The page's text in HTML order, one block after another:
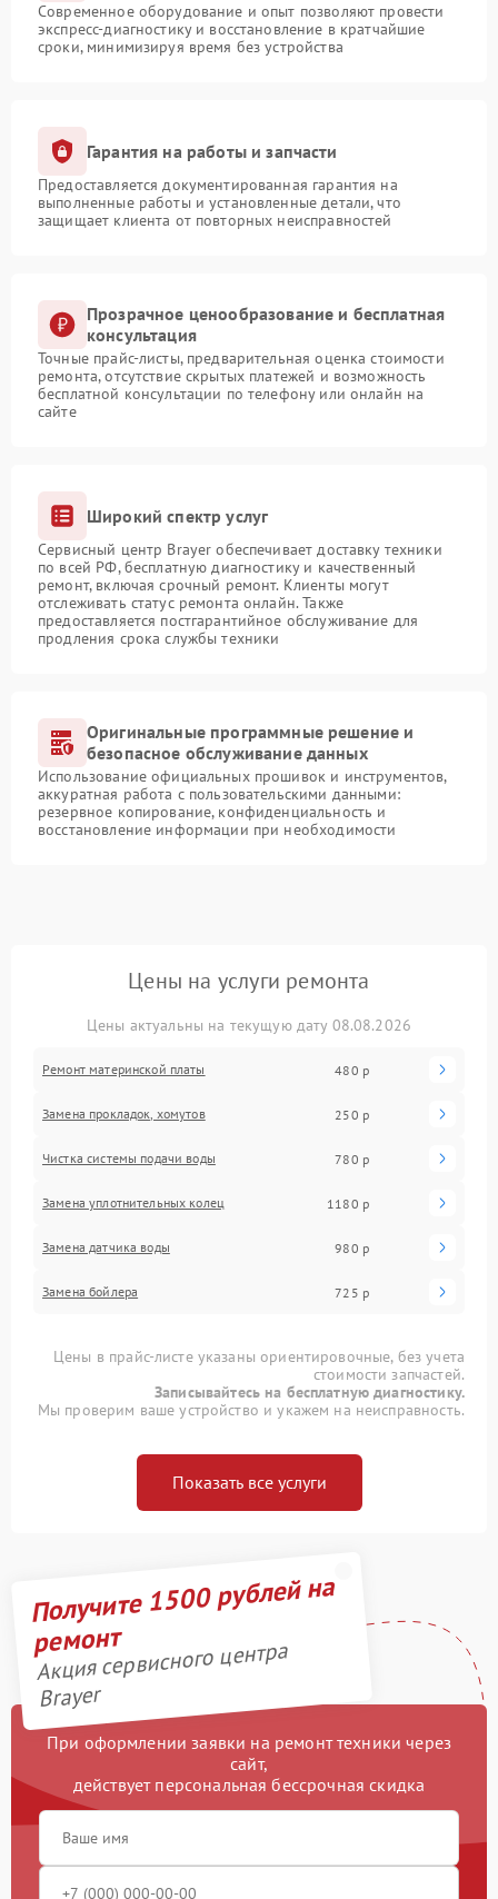
Современное оборудование и опыт позволяют провести
экспресс-диагностику и восстановление в кратчайшие
сроки, минимизируя время без устройства
Гарантия на работы и запчасти
Предоставляется документированная гарантия на
выполненные работы и установленные детали, что
защищает клиента от повторных неисправностей
Прозрачное ценообразование и бесплатная
консультация
Точные прайс-листы, предварительная оценка стоимости
ремонта, отсутствие скрытых платежей и возможность
бесплатной консультации по телефону или онлайн на
сайте
Широкий спектр услуг
Сервисный центр Brayer обеспечивает доставку техники
по всей РФ, бесплатную диагностику и качественный
ремонт, включая срочный ремонт. Клиенты могут
отслеживать статус ремонта онлайн. Также
предоставляется постгарантийное обслуживание для
продления срока службы техники
Оригинальные программные решение и
безопасное обслуживание данных
Использование официальных прошивок и инструментов,
аккуратная работа с пользовательскими данными:
резервное копирование, конфиденциальность и
восстановление информации при необходимости
Цены на услуги ремонта
Цены актуальны на текущую дату 08.08.2026
Ремонт материнской платы 480 р
Замена прокладок, хомутов 250 р
Чистка системы подачи воды 780 р
Замена уплотнительных колец 1180 р
Замена датчика воды 980 р
Замена бойлера 725 р
Цены в прайс-листе указаны ориентировочные, без учета
стоимости запчастей.
Записывайтесь на бесплатную диагностику.
Мы проверим ваше устройство и укажем на неисправность.
Показать все услуги
Получите 1500 рублей на
ремонт
Акция сервисного центра
Brayer
При оформлении заявки на ремонт техники через
сайт,
действует персональная бессрочная скидка